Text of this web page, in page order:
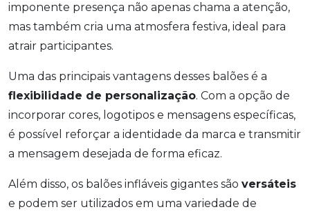
imponente presença não apenas chama a atenção,
mas também cria uma atmosfera festiva, ideal para
atrair participantes.
Uma das principais vantagens desses balões é a
flexibilidade de personalização. Com a opção de
incorporar cores, logotipos e mensagens específicas,
é possível reforçar a identidade da marca e transmitir
a mensagem desejada de forma eficaz.
Além disso, os balões infláveis gigantes são versáteis
e podem ser utilizados em uma variedade de